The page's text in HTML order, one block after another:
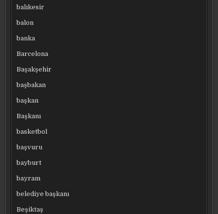
balıkesir
balon
banka
Barcelona
Başakşehir
başbakan
başkan
Başkanı
basketbol
başvuru
bayburt
bayram
belediye başkanı
Beşiktaş